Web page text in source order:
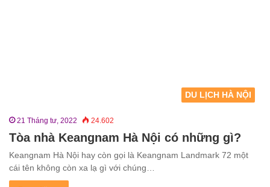
DU LỊCH HÀ NỘI
21 Tháng tư, 2022 24.602
Tòa nhà Keangnam Hà Nội có những gì?
Keangnam Hà Nội hay còn gọi là Keangnam Landmark 72 một
cái tên không còn xa lạ gì với chúng…